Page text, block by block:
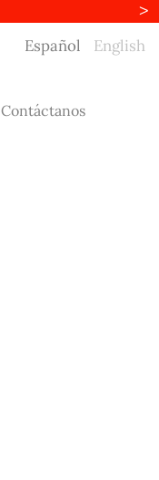
Español English
Contáctanos